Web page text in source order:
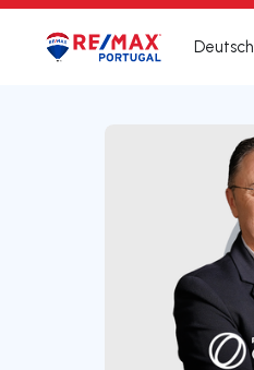
Logo Zur Startseite
Deutsch